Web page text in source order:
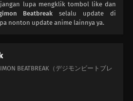
Beatbreak Episode 17
- Januari 31, 2026
Beatbreak Episode 16
- Januari 24, 2026
lupa mengklik tombol like dan
Beatbreak selalu update di
nonton update anime lainnya ya.
BEATBREAK（デジモンビートブレ